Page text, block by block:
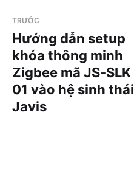
TRƯỚC
Hướng dẫn setup
khóa thông minh
Zigbee mã JS-SLK
01 vào hệ sinh thái
Javis